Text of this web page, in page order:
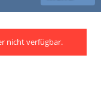
nicht verfügbar.